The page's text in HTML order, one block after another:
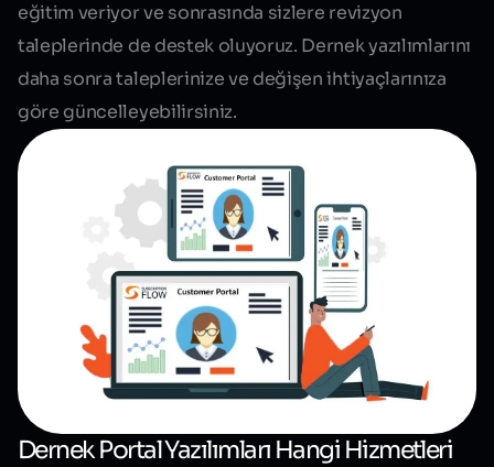
eğitim veriyor ve sonrasında sizlere revizyon
taleplerinde de destek oluyoruz. Dernek yazılımlarını
daha sonra taleplerinize ve değişen ihtiyaçlarınıza
göre güncelleyebilirsiniz.
Dernek Portal Yazılımları Hangi Hizmetleri